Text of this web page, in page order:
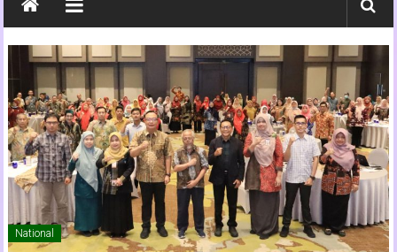
Jawa
Timur
Media
Online
Jawa
Timur
National